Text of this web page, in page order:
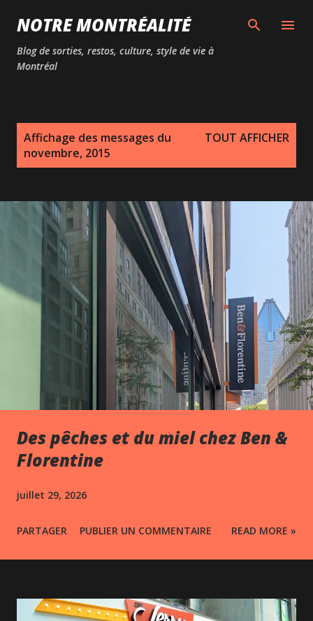
Passer au contenu principal
NOTRE MONTRÉALITÉ
Blog de sorties, restos, culture, style de vie à
Montréal
Affichage des messages du
novembre, 2015
TOUT AFFICHER
Des pêches et du miel chez Ben &
Florentine
juillet 29, 2026
PARTAGER PUBLIER UN COMMENTAIRE READ MORE »